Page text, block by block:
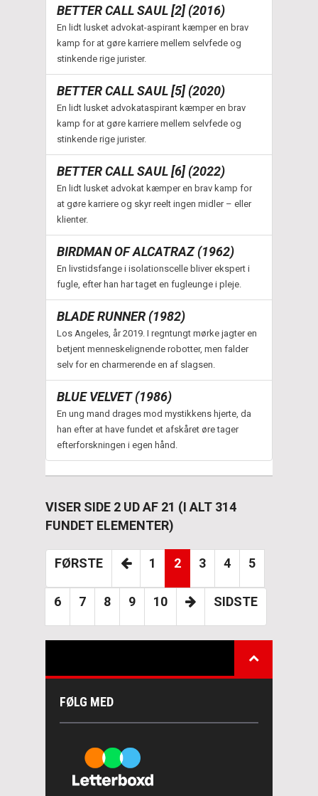
BETTER CALL SAUL [2] (2016)
En lidt lusket advokat-aspirant kæmper en brav
kamp for at gøre karriere mellem selvfede og
stinkende rige jurister.
BETTER CALL SAUL [5] (2020)
En lidt lusket advokataspirant kæmper en brav
kamp for at gøre karriere mellem selvfede og
stinkende rige jurister.
BETTER CALL SAUL [6] (2022)
En lidt lusket advokat kæmper en brav kamp for
at gøre karriere og skyr reelt ingen midler – eller
klienter.
BIRDMAN OF ALCATRAZ (1962)
En livstidsfange i isolationscelle bliver ekspert i
fugle, efter han har taget en fugleunge i pleje.
BLADE RUNNER (1982)
Los Angeles, år 2019. I regntungt mørke jagter en
betjent menneskelignende robotter, men falder
selv for en charmerende en af slagsen.
BLUE VELVET (1986)
En ung mand drages mod mystikkens hjerte, da
han efter at have fundet et afskåret øre tager
efterforskningen i egen hånd.
VISER SIDE 2 UD AF 21 (I ALT 314
FUNDET ELEMENTER)
FØRSTE 1 2 3 4 5
6 7 8 9 10 SIDSTE
FØLG MED